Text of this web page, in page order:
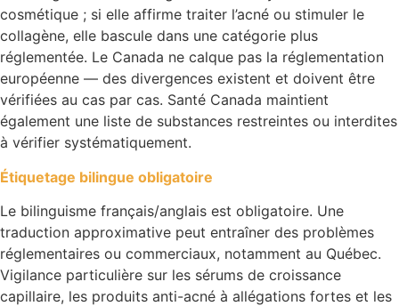
cosmétique ; si elle affirme traiter l’acné ou stimuler le
collagène, elle bascule dans une catégorie plus
réglementée. Le Canada ne calque pas la réglementation
européenne — des divergences existent et doivent être
vérifiées au cas par cas. Santé Canada maintient
également une liste de substances restreintes ou interdites
à vérifier systématiquement.
Étiquetage bilingue obligatoire
Le bilinguisme français/anglais est obligatoire. Une
traduction approximative peut entraîner des problèmes
réglementaires ou commerciaux, notamment au Québec.
Vigilance particulière sur les sérums de croissance
capillaire, les produits anti-acné à allégations fortes et les